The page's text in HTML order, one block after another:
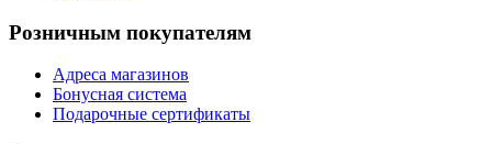
Розничным покупателям
Адреса магазинов
Бонусная система
Подарочные сертификаты